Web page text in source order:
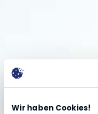
Wir haben Cookies!